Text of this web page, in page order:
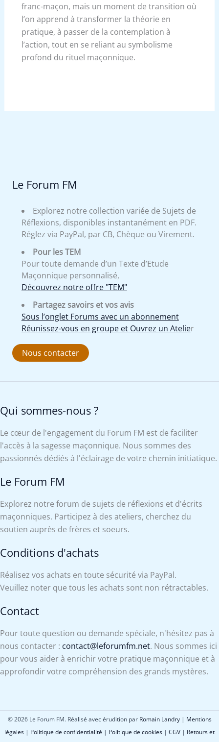
franc-maçon, mais un moment de transition où
l’on apprend à transformer la théorie en
pratique, à passer de la contemplation à
l’action, tout en se reliant au symbolisme
profond du rituel maçonnique.
Le Forum FM
Explorez notre collection variée de Sujets de
Réflexions, disponibles instantanément en PDF.
Réglez via PayPal, par CB, Chèque ou Virement.
Pour les TEM
Pour toute demande d’un Texte d’Etude
Maçonnique personnalisé,
Découvrez notre offre "TEM"
Partagez savoirs et vos avis
Sous l’onglet Forums avec un abonnement
Réunissez-vous en groupe et Ouvrez un Atelier
Nous contacter
Qui sommes-nous ?
Le cœur de l'engagement du Forum FM est de faciliter
l'accès à la sagesse maçonnique. Nous sommes des
passionnés dédiés à l'éclairage de votre chemin initiatique.
Le Forum FM
Explorez notre forum de sujets de réflexions et d'écrits
maçonniques. Participez à des ateliers, cherchez du
soutien auprès de frères et soeurs.
Conditions d'achats
Réalisez vos achats en toute sécurité via PayPal.
Veuillez noter que tous les achats sont non rétractables.
Contact
Pour toute question ou demande spéciale, n'hésitez pas à
nous contacter : contact@leforumfm.net. Nous sommes ici
pour vous aider à enrichir votre pratique maçonnique et à
approfondir votre compréhension des grands mystères.
© 2026 Le Forum FM. Réalisé avec érudition par Romain Landry| Mentions
légales | Politique de confidentialité | Politique de cookies | CGV | Retours et